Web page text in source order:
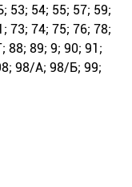
53; 54; 55; 57; 59;
73; 74; 75; 76; 78;
89; 9; 90; 91;
98/А; 98/Б; 99;